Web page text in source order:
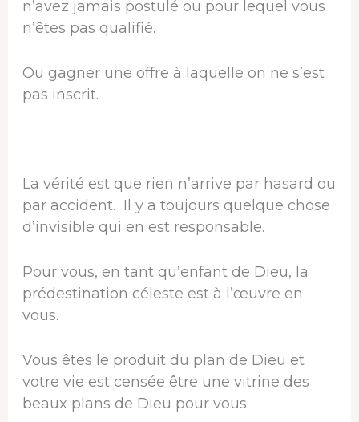
n’avez jamais postulé ou pour lequel vous
n’êtes pas qualifié.
Ou gagner une offre à laquelle on ne s’est
pas inscrit.
La vérité est que rien n’arrive par hasard ou
par accident. Il y a toujours quelque chose
d’invisible qui en est responsable.
Pour vous, en tant qu’enfant de Dieu, la
prédestination céleste est à l’œuvre en
vous.
Vous êtes le produit du plan de Dieu et
votre vie est censée être une vitrine des
beaux plans de Dieu pour vous.